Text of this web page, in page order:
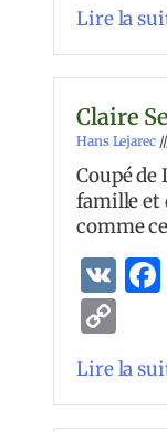
Lire la
Claire
Hans Lejarec
Coupé de
famille et
comme
VK
Lire la